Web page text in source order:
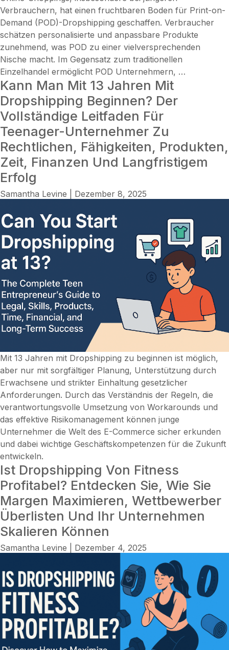
Verbrauchern, hat einen fruchtbaren Boden für Print-on-
Demand (POD)-Dropshipping geschaffen. Verbraucher
schätzen personalisierte und anpassbare Produkte
zunehmend, was POD zu einer vielversprechenden
Nische macht. Im Gegensatz zum traditionellen
Einzelhandel ermöglicht POD Unternehmern, …
Demand-
in
Kann Man Mit 13 Jahren Mit
Dropshipping Beginnen? Der
Vollständige Leitfaden Für
Teenager-Unternehmer Zu
Rechtlichen, Fähigkeiten, Produkten,
Zeit, Finanzen Und Langfristigem
Erfolg
Samantha Levine Dezember 8, 2025
Mit 13 Jahren mit Dropshipping zu beginnen ist möglich,
aber nur mit sorgfältiger Planung, Unterstützung durch
Erwachsene und strikter Einhaltung gesetzlicher
Anforderungen. Durch das Verständnis der Regeln, die
verantwortungsvolle Umsetzung von Workarounds und
das effektive Risikomanagement können junge
Unternehmer die Welt des E-Commerce sicher erkunden
und dabei wichtige Geschäftskompetenzen für die Zukunft
entwickeln.
Ist Dropshipping Von Fitness
Profitabel? Entdecken Sie, Wie Sie
Margen Maximieren, Wettbewerber
Überlisten Und Ihr Unternehmen
Skalieren Können
Samantha Levine Dezember 4, 2025